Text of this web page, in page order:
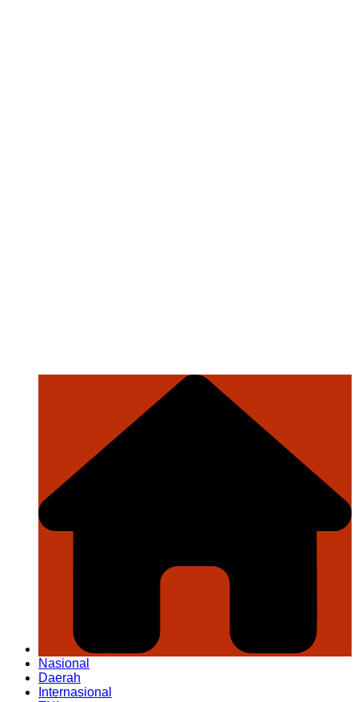
Nasional
Daerah
Internasional